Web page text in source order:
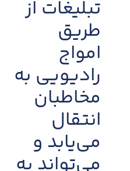
تبلیغات از
طریق
امواج
رادیویی به
مخاطبان
انتقال
می‌یابد و